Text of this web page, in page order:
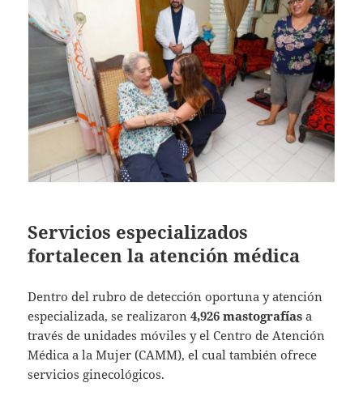
Servicios especializados
fortalecen la atención médica
Dentro del rubro de detección oportuna y atención
especializada, se realizaron4,926 mastografías a
través de unidades móviles y el Centro de Atención
Médica a la Mujer (CAMM), el cual también ofrece
servicios ginecológicos.